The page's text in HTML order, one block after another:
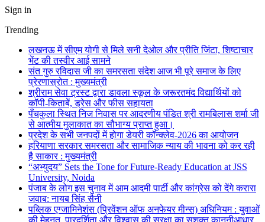
Sign in
Trending
लखनऊ में सीएम योगी से मिले सनी देओल और प्रीति जिंटा, शिष्टाचार
भेंट की तस्वीर आई सामने
संत गुरु रविदास जी का समरसता संदेश आज भी पूरे समाज के लिए
प्रेरणास्रोत : मुख्यमंत्री
श्रीराम सेवा ट्रस्ट द्वारा डावला स्कूल के जरूरतमंद विद्यार्थियों को
कॉपी-किताबें, ड्रेस और फीस सहायता
पँचकुला स्थित निज निवास पर आदरणीय पंडित श्री रामबिलास शर्मा जी
से आत्मीय मुलाकात का सौभाग्य प्राप्त हुआ।
प्रदेश के सभी जनपदों में होगा डेयरी कॉन्क्लेव-2026 का आयोजन
हरियाणा सरकार समरसता और सामाजिक न्याय की भावना को कर रही
है साकार : मुख्यमंत्री
“अभ्युदय” Sets the Tone for Future-Ready Education at JSS
University, Noida
पंजाब के लोग इस चुनाव में आम आदमी पार्टी और कांग्रेस को देंगे करारा
जवाब: नायब सिंह सैनी
पब्लिक एग्जामिनेशंस (प्रिवेंशन ऑफ अनफेयर मीन्स) अधिनियम : युवाओं
की मेहनत, पारदर्शिता और विश्वास की सुरक्षा का सशक्त कानूनीआधार